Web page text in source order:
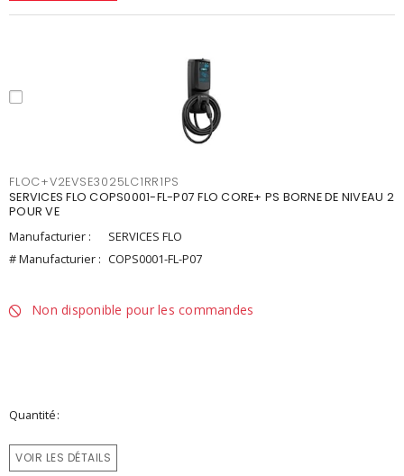
FLOC+V2EVSE3025LC1RR1PS
SERVICES FLO COPS0001-FL-P07 FLO CORE+ PS BORNE DE NIVEAU 2
POUR VE
Manufacturier :
SERVICES FLO
# Manufacturier : COPS0001-FL-P07
Non disponible pour les commandes
Quantité
VOIR LES DÉTAILS